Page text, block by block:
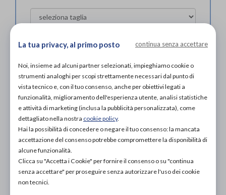
Organizza prova in negozio
Scarica il coupon
L'acquisto in negozio è raccomandato per garantire il
corretto supporto da parte di un tecnico ortopedico
specializzato.
La tua privacy, al primo posto continua senza accettare
Noi, insieme ad alcuni partner selezionati, impieghiamo cookie o
strumenti analoghi per scopi strettamente necessari dal punto di
vista tecnico e, con il tuo consenso, anche per obiettivi legati a
funzionalità, miglioramento dell'esperienza utente, analisi statistiche
e attività di marketing (inclusa la pubblicità personalizzata), come
dettagliato nella nostra cookie policy.
Hai la possibilità di concedere o negare il tuo consenso: la mancata
accettazione del consenso potrebbe compromettere la disponibilità di
alcune funzionalità.
Clicca su "Accetta i Cookie" per fornire il consenso o su "continua
senza accettare" per proseguire senza autorizzare l'uso dei cookie
non tecnici.